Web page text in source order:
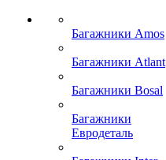
Багажники Amos
Багажники Atlant
Багажники Bosal
Багажники
Евродеталь